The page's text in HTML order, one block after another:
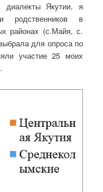
диалекты Якутии, я
родственников в
районах (с.Майя, с.
для опроса по
участие 25 моих